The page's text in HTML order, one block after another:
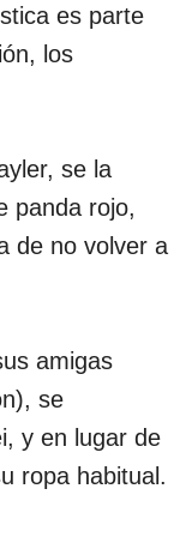
es parte
los
se la
panda rojo,
de no volver a
amigas
se
y en lugar de
ropa habitual.